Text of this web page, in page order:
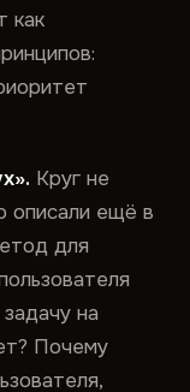
как
Круг не
описали ещё в
для
на
Почему